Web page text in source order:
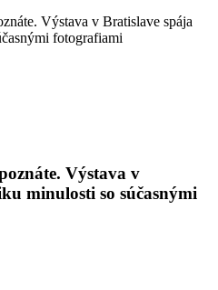
Výstava v Bratislave spája
fotografiami
Výstava v
minulosti so súčasnými